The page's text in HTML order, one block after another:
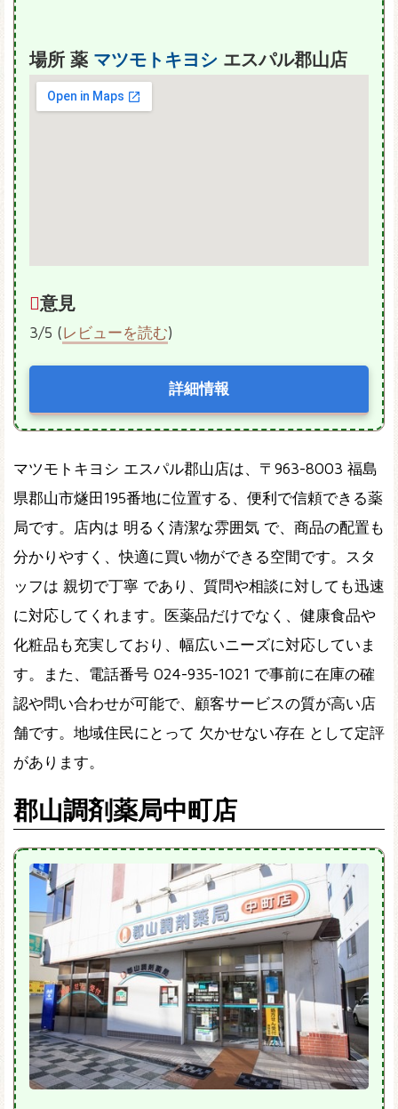
場所 薬 マツモトキヨシ エスパル郡山店
意見
3/5 (レビューを読む)
詳細情報
マツモトキヨシ エスパル郡山店は、〒963-8003 福島
県郡山市燧田195番地に位置する、便利で信頼できる薬
局です。店内は 明るく清潔な雰囲気 で、商品の配置も
分かりやすく、快適に買い物ができる空間です。スタ
ッフは 親切で丁寧 であり、質問や相談に対しても迅速
に対応してくれます。医薬品だけでなく、健康食品や
化粧品も充実しており、幅広いニーズに対応していま
す。また、電話番号 024-935-1021 で事前に在庫の確
認や問い合わせが可能で、顧客サービスの質が高い店
舗です。地域住民にとって 欠かせない存在 として定評
があります。
郡山調剤薬局中町店